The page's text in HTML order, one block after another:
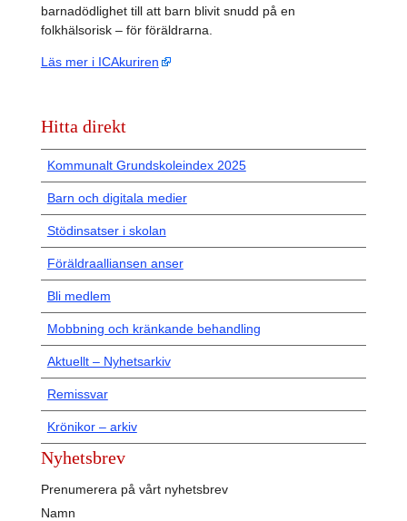
barnadödlighet till att barn blivit snudd på en
folkhälsorisk – för föräldrarna.
Läs mer i ICAkuriren
Hitta direkt
Kommunalt Grundskoleindex 2025
Barn och digitala medier
Stödinsatser i skolan
Föräldraalliansen anser
Bli medlem
Mobbning och kränkande behandling
Aktuellt – Nyhetsarkiv
Remissvar
Krönikor – arkiv
Nyhetsbrev
Prenumerera på vårt nyhetsbrev
Namn